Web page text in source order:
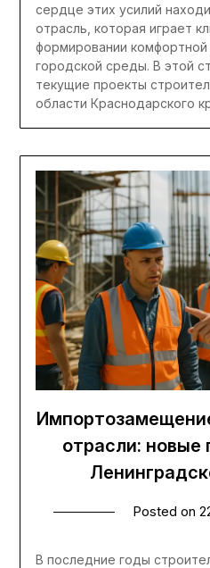
сердце этих усилий
отрасль, которая играет
формировании комфортной
городской среды. В этой
текущие проекты
области Краснодарского
отрасли: новые
Posted on
В последние годы